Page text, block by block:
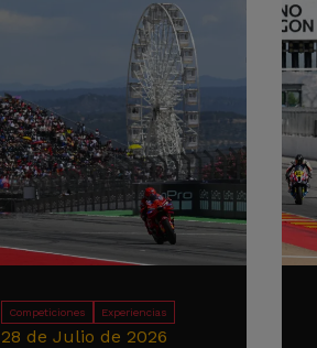
Competiciones Experiencias
28 de Julio de 2026